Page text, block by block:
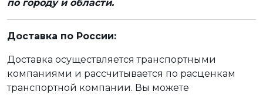
по городу и области.
Доставка по России:
Доставка осуществляется транспортными
компаниями и рассчитывается по расценкам
транспортной компании. Вы можете